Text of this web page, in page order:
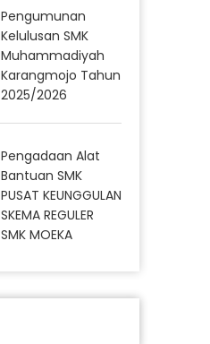
Pengumunan
Kelulusan SMK
Muhammadiyah
Karangmojo Tahun
2025/2026
Pengadaan Alat
Bantuan SMK
PUSAT KEUNGGULAN
SKEMA REGULER
SMK MOEKA